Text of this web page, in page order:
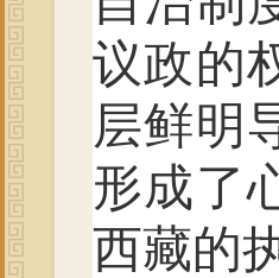
议政的
层鲜明
形成了
西藏的